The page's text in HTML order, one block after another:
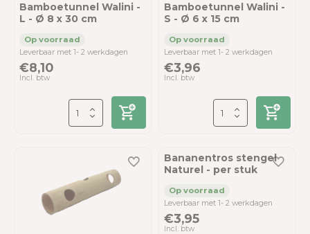
Bamboetunnel Walini -
L - Ø 8 x 30 cm
Leverbaar met 1- 2 werkdagen
€8,10
Incl. btw
Bamboetunnel Walini -
S - Ø 6 x 15 cm
Leverbaar met 1- 2 werkdagen
€3,96
Incl. btw
Bananentros stengel
Naturel - per stuk
Leverbaar met 1- 2 werkdagen
€3,95
Incl. btw